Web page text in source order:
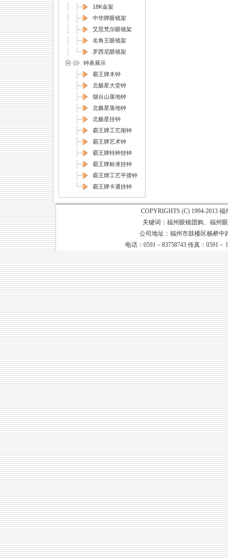
18K金架
中华牌眼镜架
艾思梵尔眼镜架
名角王眼镜架
罗西尼眼镜架
钟表展示
霸王牌木钟
北极星大堂钟
烟台山落地钟
北极星落地钟
北极星挂钟
霸王牌工艺闹钟
霸王牌艺术钟
霸王牌特种挂钟
霸王牌标准挂钟
霸王牌工艺平摆钟
霸王牌卡通挂钟
COPYRIGHTS (C) 1994-2013
关键词： 福州眼镜团购、 福州
公司地址：福州市鼓楼区杨桥中
电话：0591－83758743 传真：0591－